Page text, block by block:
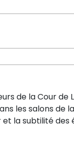
de la Cour de
les salons de la
la subtilité des